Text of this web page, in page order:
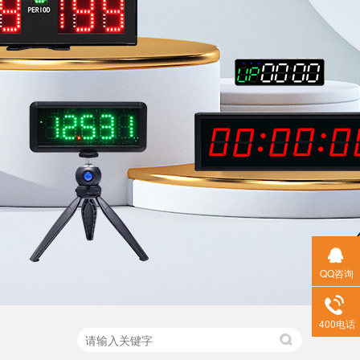
QQ咨询
400电话